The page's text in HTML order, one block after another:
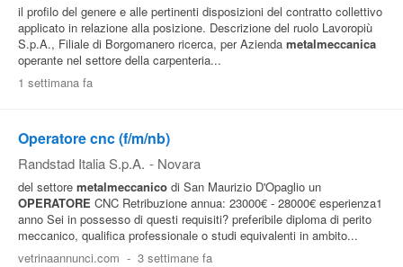
il profilo del genere e alle pertinenti disposizioni del contratto collettivo
applicato in relazione alla posizione. Descrizione del ruolo Lavoropiù
S.p.A., Filiale di Borgomanero ricerca, per Azienda metalmeccanica
operante nel settore della carpenteria...
1 settimana fa
Operatore cnc (f/m/nb)
Randstad Italia S.p.A. - Novara
del settore metalmeccanico di San Maurizio D'Opaglio un
OPERATORE CNC Retribuzione annua: 23000€ - 28000€ esperienza1
anno Sei in possesso di questi requisiti? preferibile diploma di perito
meccanico, qualifica professionale o studi equivalenti in ambito...
vetrinaannunci.com - 3 settimane fa